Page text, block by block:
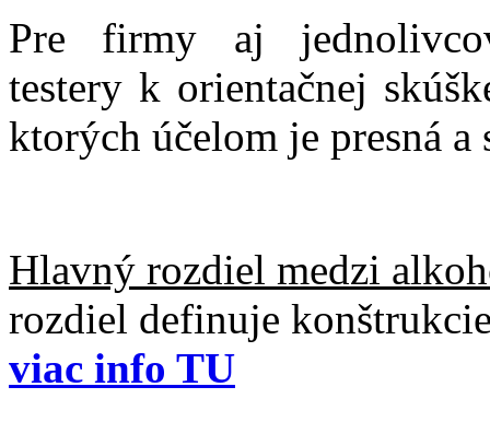
Pre firmy aj
testery k orientačnej
ktorých účelom je presná
Hlavný rozdiel medzi
rozdiel definuje
viac info TU